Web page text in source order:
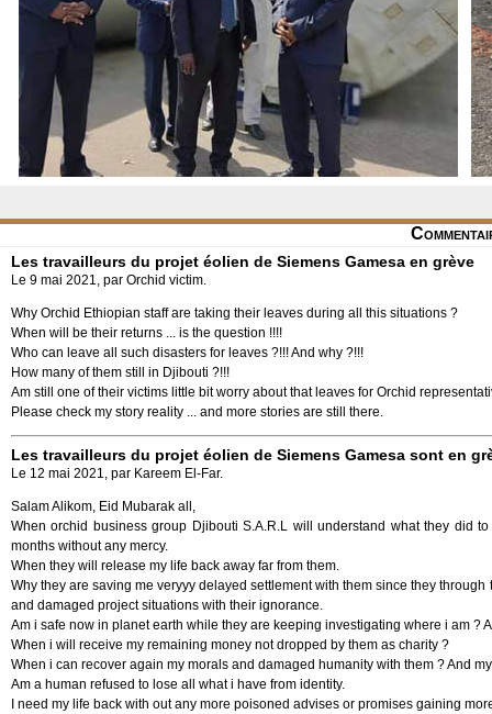
Les travailleurs du projet éolien de Siemens Gamesa en grève
Le 9 mai 2021, par Orchid victim.
Why Orchid Ethiopian staff are taking their leaves during all this situations ?
When will be their returns ... is the question !!!!
Who can leave all such disasters for leaves ?!!! And why ?!!!
How many of them still in Djibouti ?!!!
Am still one of their victims little bit worry about that leaves for Orchid
Please check my story reality ... and more stories are still there.
Les travailleurs du projet éolien de Siemens Gamesa sont en
Le 12 mai 2021, par Kareem El-Far.
Salam Alikom, Eid Mubarak all,
When orchid business group Djibouti S.A.R.L will understand what they did
months without any mercy.
When they will release my life back away far from them.
Why they are saving me veryyy delayed settlement with them since they
and damaged project situations with their ignorance.
Am i safe now in planet earth while they are keeping investigating where i am ?
When i will receive my remaining money not dropped by them as charity ?
When i can recover again my morals and damaged humanity with them ? And
Am a human refused to lose all what i have from identity.
I need my life back with out any more poisoned advises or promises gaining